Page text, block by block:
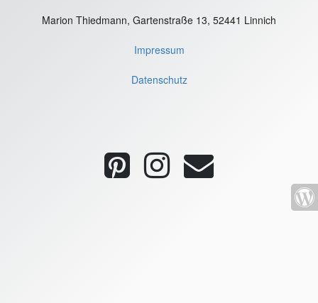
Marion Thiedmann, Gartenstraße 13, 52441 Linnich
Impressum
Datenschutz